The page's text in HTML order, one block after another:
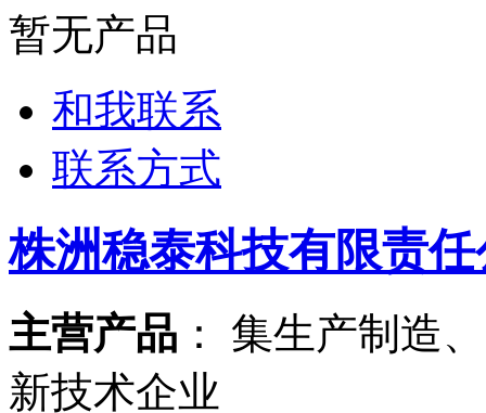
暂无产品
和我联系
联系方式
株洲稳泰科技有限责
主营产品 ： 集生产制造
新技术企业